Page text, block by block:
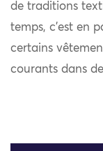
de traditions
temps, c’est en
certains
courants dans